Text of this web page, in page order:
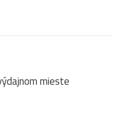
mieste